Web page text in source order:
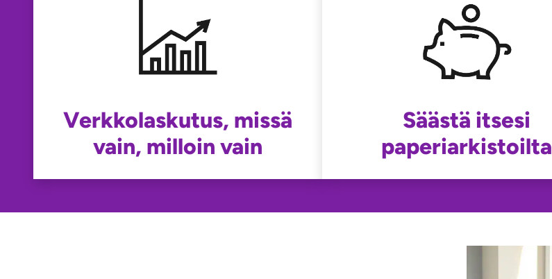
Verkkolaskutus, missä
vain, milloin vain
Säästä itsesi
paperiarkistoilta